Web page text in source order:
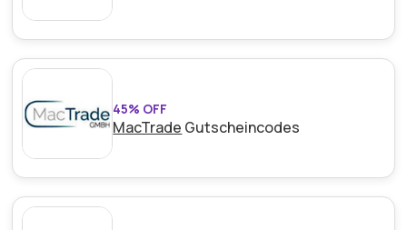
45% OFF
MacTrade Gutscheincodes